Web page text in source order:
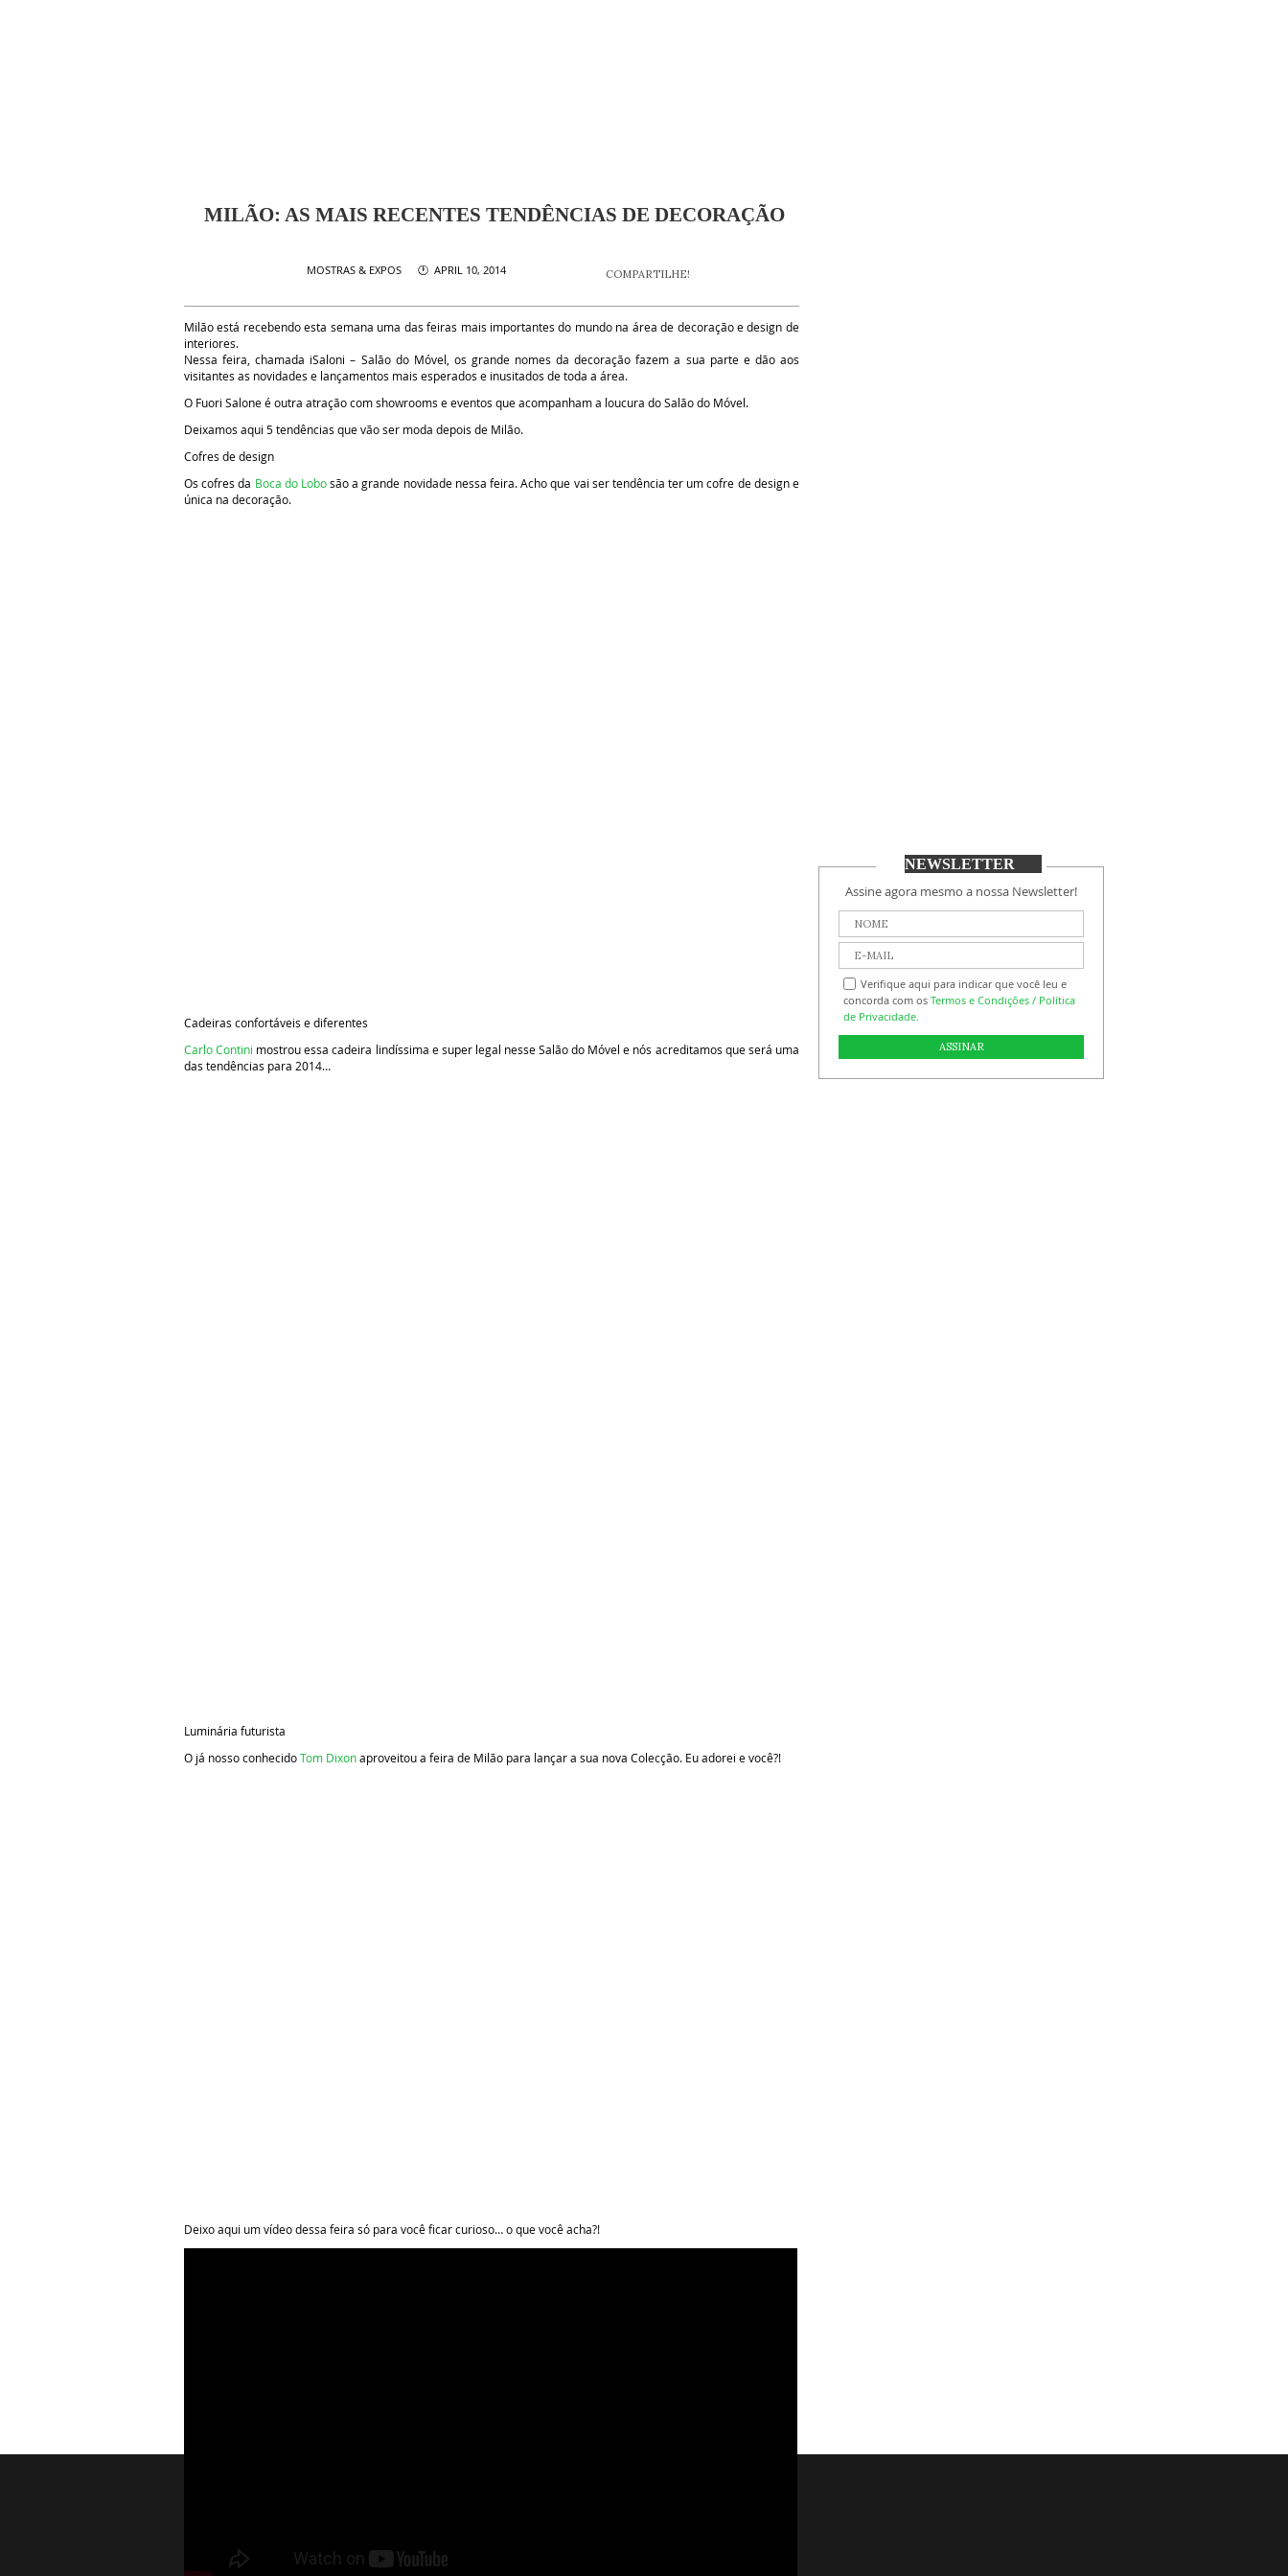
MILÃO: AS MAIS RECENTES TENDÊNCIAS DE DECORAÇÃO
MOSTRAS & EXPOS 🕐 APRIL 10, 2014 COMPARTILHE!
Milão está recebendo esta semana uma das feiras mais importantes do mundo na área de decoração e design de
interiores.
Nessa feira, chamada iSaloni – Salão do Móvel, os grande nomes da decoração fazem a sua parte e dão aos
visitantes as novidades e lançamentos mais esperados e inusitados de toda a área.
O Fuori Salone é outra atração com showrooms e eventos que acompanham a loucura do Salão do Móvel.
Deixamos aqui 5 tendências que vão ser moda depois de Milão.
Cofres de design
Os cofres da Boca do Lobosão a grande novidade nessa feira. Acho que vai ser tendência ter um cofre de design e
única na decoração.
Cadeiras confortáveis e diferentes
Carlo Contini mostrou essa cadeira lindíssima e super legal nesse Salão do Móvel e nós acreditamos que será uma
das tendências para 2014…
Luminária futurista
O já nosso conhecidoTom Dixonaproveitou a feira de Milão para lançar a sua nova Colecção. Eu adorei e você?!
Deixo aqui um vídeo dessa feira só para você ficar curioso… o que você acha?!
NEWSLETTER
Assine agora mesmo a nossa Newsletter!
Verifique aqui para indicar que você leu e
concorda com osTermos e Condições / Política
de Privacidade.